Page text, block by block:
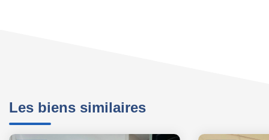
Les biens similaires